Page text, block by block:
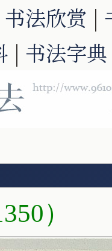
书法欣赏 |
| 书法字典
）